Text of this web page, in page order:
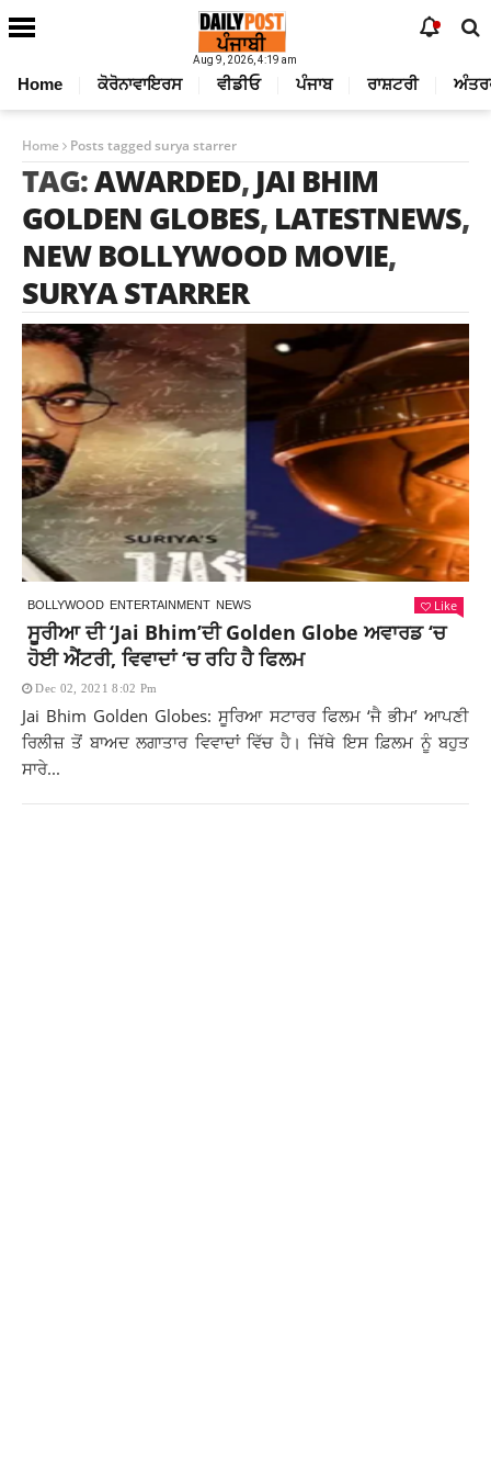
Aug 9, 2026, 4:19 am
Home ਕੋਰੋਨਾਵਾਇਰਸ ਵੀਡੀਓ ਪੰਜਾਬ ਰਾਸ਼ਟਰੀ
Home Posts tagged surya starrer
TAG:AWARDED, JAI BHIM
GOLDEN GLOBES, LATESTNEWS,
NEW BOLLYWOOD MOVIE,
SURYA STARRER
BOLLYWOOD ENTERTAINMENT NEWS Like
ਸੂਰੀਆ ਦੀ ‘Jai Bhim’ਦੀ Golden Globe ਅਵਾਰਡ ‘ਚ
ਹੋਈ ਐਂਟਰੀ, ਵਿਵਾਦਾਂ ‘ਚ ਰਹਿ ਹੈ ਫਿਲਮ
Dec 02, 2021 8:02 Pm
Jai Bhim Golden Globes: ਸੂਰਿਆ ਸਟਾਰਰ ਫਿਲਮ ‘ਜੈ ਭੀਮ’ ਆਪਣੀ
ਰਿਲੀਜ਼ ਤੋਂ ਬਾਅਦ ਲਗਾਤਾਰ ਵਿਵਾਦਾਂ ਵਿੱਚ ਹੈ। ਜਿੱਥੇ ਇਸ ਫ਼ਿਲਮ ਨੂੰ ਬਹੁਤ
ਸਾਰੇ...